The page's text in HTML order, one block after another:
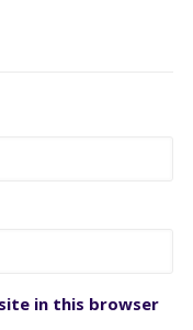
in this browser